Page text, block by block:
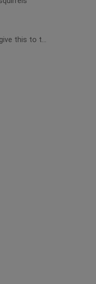
this to t...